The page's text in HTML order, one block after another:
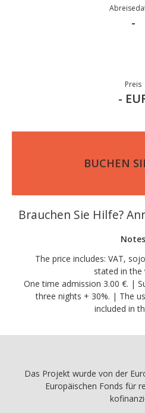
-
Preis
-
BUCHEN
Brauchen Sie Hilfe?
Notes
The price includes: VAT,
stated in the
One time admission 3.00 €. |
three nights + 30%. | The
included in
Das Projekt wurde von der
Europäischen Fonds für